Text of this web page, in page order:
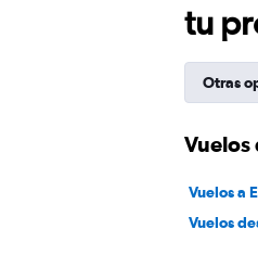
tu
Otras
Vuelos
Vuelos a
Vuelos